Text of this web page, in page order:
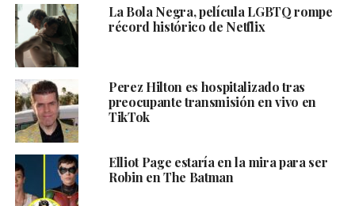
La Bola Negra, película LGBTQ rompe
récord histórico de Netflix
Perez Hilton es hospitalizado tras
preocupante transmisión en vivo en
TikTok
Elliot Page estaría en la mira para ser
Robin en The Batman